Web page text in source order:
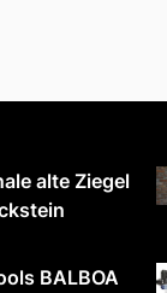
alte Ziegel
BALBOA